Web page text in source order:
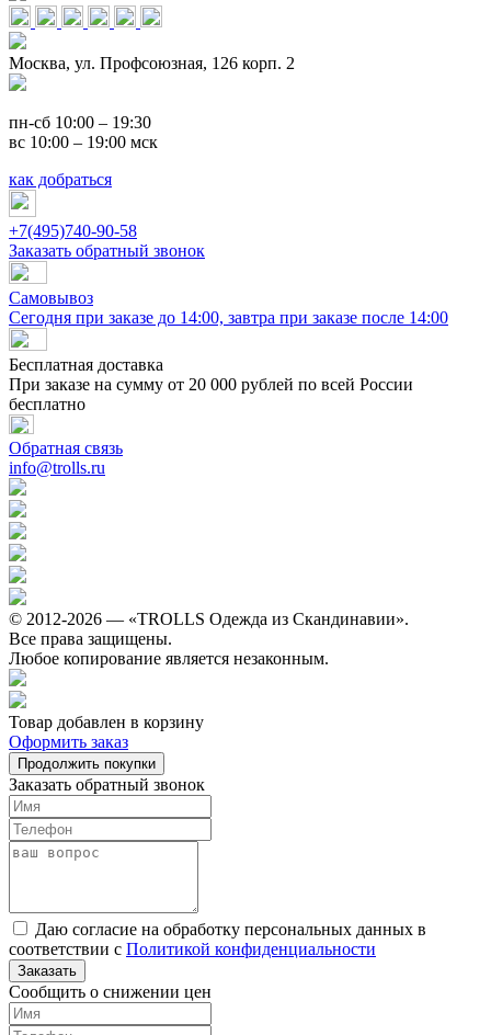
Москва, ул. Профсоюзная, 126 корп. 2
пн-сб 10:00 – 19:30
вс 10:00 – 19:00 мск
как добраться
+7(495)740-90-58
Заказать обратный звонок
Самовывоз
Сегодня при заказе до 14:00, завтра при заказе после 14:00
Бесплатная доставка
При заказе на сумму от 20 000 рублей по всей России
бесплатно
Обратная связь
info@trolls.ru
© 2012-2026 — «TROLLS Одежда из Скандинавии».
Все права защищены.
Любое копирование является незаконным.
Товар добавлен в корзину
Оформить заказ
Продолжить покупки
Заказать обратный звонок
Даю согласие на обработку персональных данных в
соответствии с Политикой конфиденциальности
Заказать
Сообщить о снижении цен